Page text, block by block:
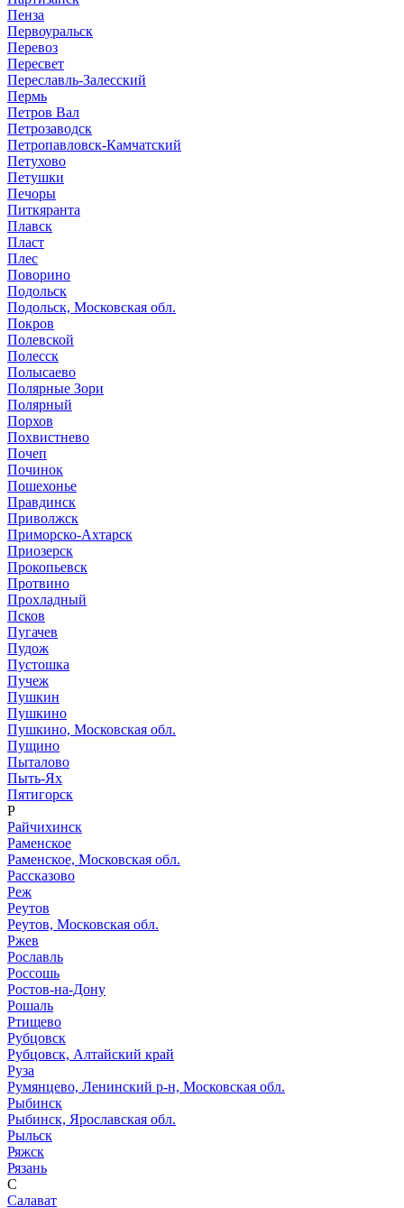
Пенза
Первоуральск
Перевоз
Пересвет
Переславль-Залесский
Пермь
Петров Вал
Петрозаводск
Петропавловск-Камчатский
Петухово
Петушки
Печоры
Питкяранта
Плавск
Пласт
Плес
Поворино
Подольск
Подольск, Московская обл.
Покров
Полевской
Полесск
Полысаево
Полярные Зори
Полярный
Порхов
Похвистнево
Почеп
Починок
Пошехонье
Правдинск
Приволжск
Приморско-Ахтарск
Приозерск
Прокопьевск
Протвино
Прохладный
Псков
Пугачев
Пудож
Пустошка
Пучеж
Пушкин
Пушкино
Пушкино, Московская обл.
Пущино
Пыталово
Пыть-Ях
Пятигорск
Р
Райчихинск
Раменское
Раменское, Московская обл.
Рассказово
Реж
Реутов
Реутов, Московская обл.
Ржев
Рославль
Россошь
Ростов-на-Дону
Рошаль
Ртищево
Рубцовск
Рубцовск, Алтайский край
Руза
Румянцево, Ленинский р-н, Московская обл.
Рыбинск
Рыбинск, Ярославская обл.
Рыльск
Ряжск
Рязань
С
Салават